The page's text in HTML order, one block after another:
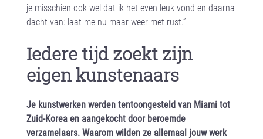
je misschien ook wel dat ik het even leuk vond en daarna
dacht van: laat me nu maar weer met rust.”
Iedere tijd zoekt zijn
eigen kunstenaars
Je kunstwerken werden tentoongesteld van Miami tot
Zuid-Korea en aangekocht door beroemde
verzamelaars. Waarom wilden ze allemaal jouw werk